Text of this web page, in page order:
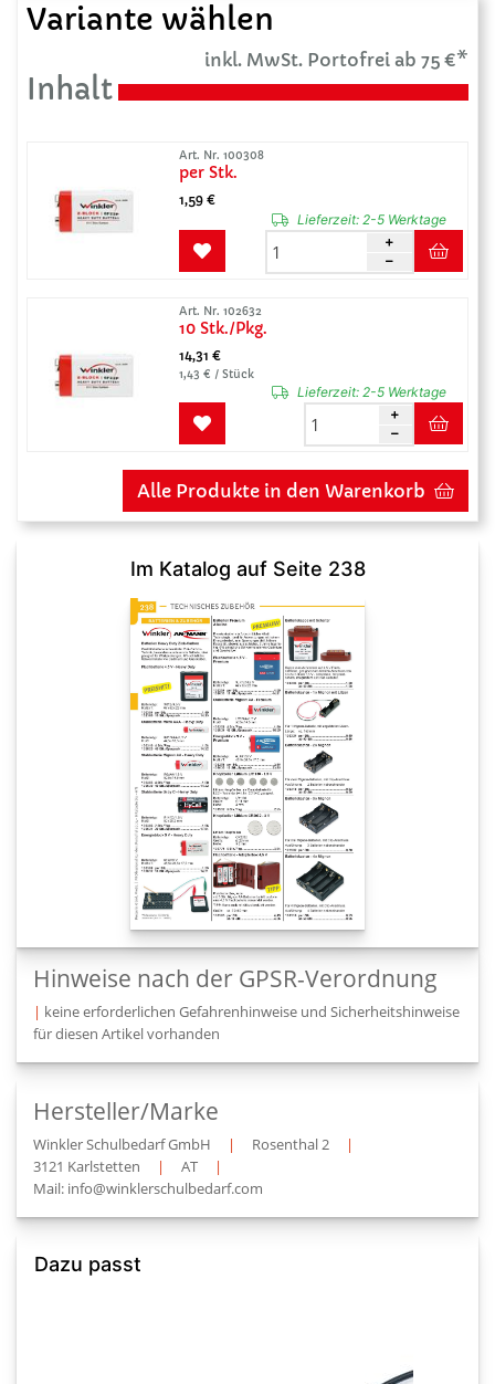
Variante wählen
inkl. MwSt. Portofrei ab 75 €*
Inhalt
Art. Nr. 100308
per Stk.
1,59 €
Lieferzeit:2-5 Werktage
Art. Nr. 102632
10 Stk./Pkg.
14,31 €
1,43 € / Stück
Lieferzeit:2-5 Werktage
Alle Produkte in den Warenkorb
Im Katalog auf Seite 238
Hinweise nach der GPSR-Verordnung
| keine erforderlichen Gefahrenhinweise und Sicherheitshinweise
für diesen Artikel vorhanden
Hersteller/Marke
Winkler Schulbedarf GmbH | Rosenthal 2
|
3121 Karlstetten
| AT
|
Mail: info@winklerschulbedarf.com
Dazu passt